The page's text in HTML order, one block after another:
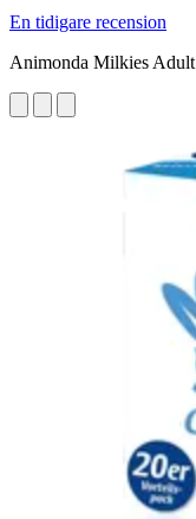
En tidigare recension
Animonda Milkies